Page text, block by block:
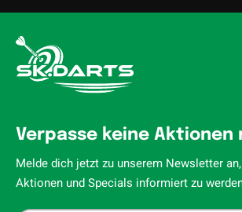
Verpasse keine Aktionen
Melde dich jetzt zu unserem Newsletter
Aktionen und Specials informiert zu